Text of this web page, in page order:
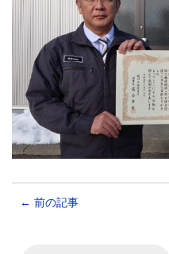
← 前の記事